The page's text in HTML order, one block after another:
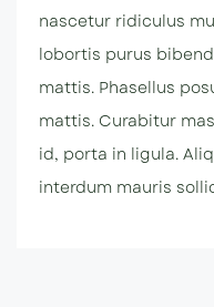
nascetur ridiculus
lobortis purus
mattis. Phasellus
mattis. Curabitur
id, porta in ligula.
interdum mauris